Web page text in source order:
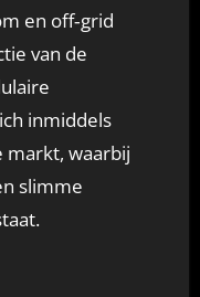
en off‑grid
van de
inmiddels
markt, waarbij
slimme